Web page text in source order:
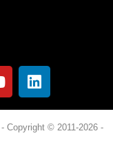
- Copyright © 2011-2026 -